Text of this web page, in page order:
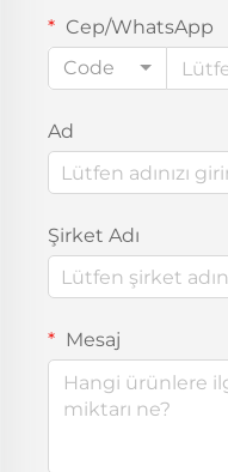
Cep/WhatsApp
Code
Ad
Şirket Adı
Mesaj